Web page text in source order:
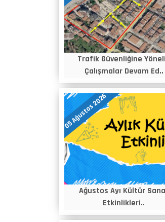
Trafik Güvenliğine
Çalışmalar Devam Ed..
05 Ağustos 2026
Ağustos Ayı Kültür
Etkinlikleri..